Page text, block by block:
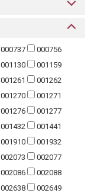
000737
000756
001130
001159
001261
001262
001270
001271
001276
001277
001432
001441
001910
001932
002073
002077
002086
002088
002638
002649